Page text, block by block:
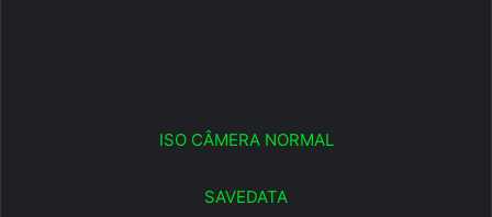
ISO CÂMERA NORMAL
SAVEDATA